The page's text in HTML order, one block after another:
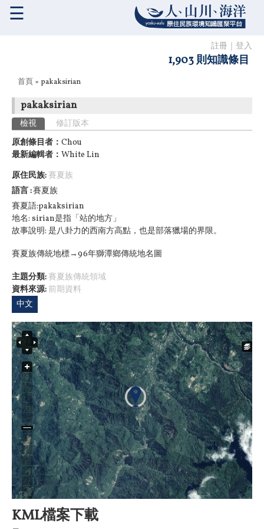
註冊 登入
1,903 則知識條目
☰
您在這裡
首頁 » pakaksirian
pakaksirian
主要索引標籤
檢視 (作用中頁籤)
修訂版本
原創條目者： Chou
最新編輯者： White Lin
原住民族: 賽夏族
語言 賽夏族
賽夏語:pakaksirian
地名: sirian是指「站的地方」
故事說明: 是八卦力的西南方高點，也是部落獵場的界限。
賽夏族傳統地標→96年獅潭鄉傳統地名圖
主題分類: 賽夏族傳統領域
資料來源:前期資料
中文
KML檔案下載